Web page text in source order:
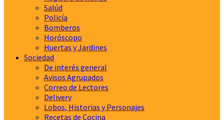
Salúd
Policía
Bomberos
Horóscopo
Huertas y Jardines
Sociedad
De interés general
Avisos Agrupados
Correo de Lectores
Delivery
Lobos, Historias y Personajes
Recetas de Cocina